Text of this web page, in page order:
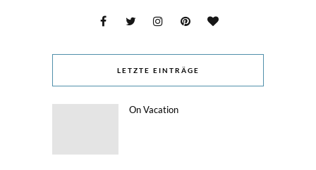
LETZTE EINTRÄGE
On Vacation